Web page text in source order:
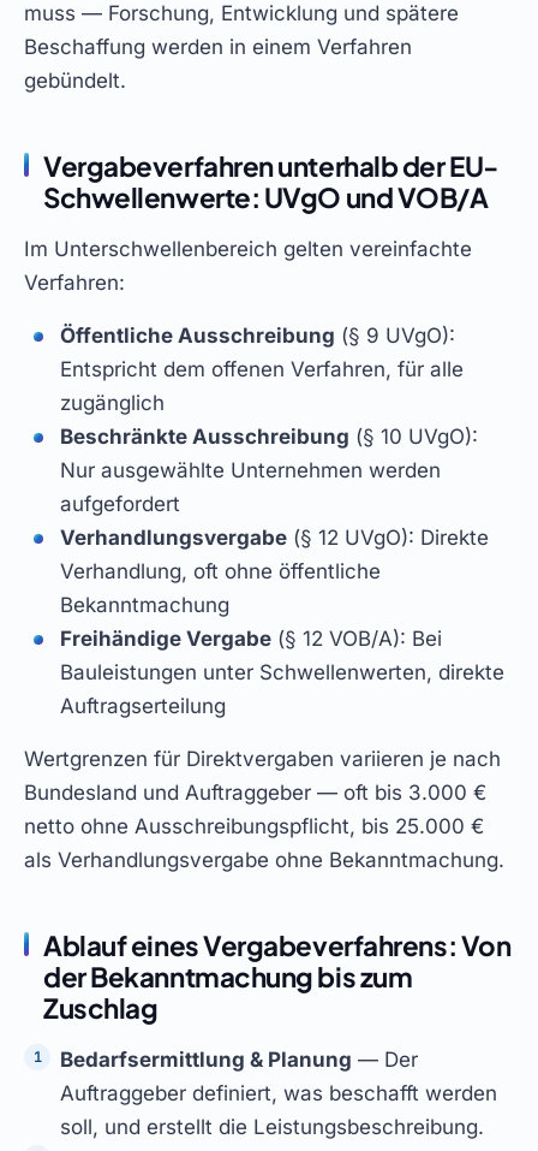
muss — Forschung, Entwicklung und spätere
Beschaffung werden in einem Verfahren
gebündelt.
Vergabeverfahren unterhalb der EU-
Schwellenwerte: UVgO und VOB/A
Im Unterschwellenbereich gelten vereinfachte
Verfahren:
Öffentliche Ausschreibung (§ 9 UVgO):
Entspricht dem offenen Verfahren, für alle
zugänglich
Beschränkte Ausschreibung (§ 10 UVgO):
Nur ausgewählte Unternehmen werden
aufgefordert
Verhandlungsvergabe (§ 12 UVgO): Direkte
Verhandlung, oft ohne öffentliche
Bekanntmachung
Freihändige Vergabe (§ 12 VOB/A): Bei
Bauleistungen unter Schwellenwerten, direkte
Auftragserteilung
Wertgrenzen für Direktvergaben variieren je nach
Bundesland und Auftraggeber — oft bis 3.000 €
netto ohne Ausschreibungspflicht, bis 25.000 €
als Verhandlungsvergabe ohne Bekanntmachung.
Ablauf eines Vergabeverfahrens: Von
der Bekanntmachung bis zum
Zuschlag
Bedarfsermittlung & Planung — Der
Auftraggeber definiert, was beschafft werden
soll, und erstellt die Leistungsbeschreibung.